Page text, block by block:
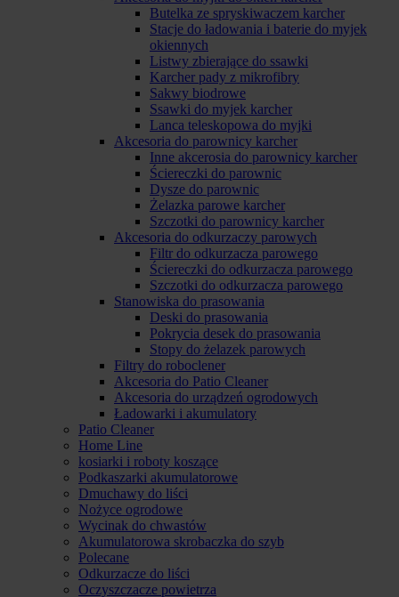
Butelka ze spryskiwaczem karcher
Stacje do ładowania i baterie do myjek
okiennych
Listwy zbierające do ssawki
Karcher pady z mikrofibry
Sakwy biodrowe
Ssawki do myjek karcher
Lanca teleskopowa do myjki
Akcesoria do parownicy karcher
Inne akcerosia do parownicy karcher
Ściereczki do parownic
Dysze do parownic
Żelazka parowe karcher
Szczotki do parownicy karcher
Akcesoria do odkurzaczy parowych
Filtr do odkurzacza parowego
Ściereczki do odkurzacza parowego
Szczotki do odkurzacza parowego
Stanowiska do prasowania
Deski do prasowania
Pokrycia desek do prasowania
Stopy do żelazek parowych
Filtry do roboclener
Akcesoria do Patio Cleaner
Akcesoria do urządzeń ogrodowych
Ładowarki i akumulatory
Patio Cleaner
Home Line
kosiarki i roboty koszące
Podkaszarki akumulatorowe
Dmuchawy do liści
Nożyce ogrodowe
Wycinak do chwastów
Akumulatorowa skrobaczka do szyb
Polecane
Odkurzacze do liści
Oczyszczacze powietrza